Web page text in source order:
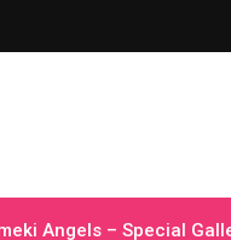
Angels – Special